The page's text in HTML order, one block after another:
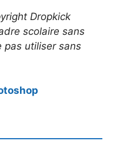
Dropkick
scolaire sans
pas utiliser sans